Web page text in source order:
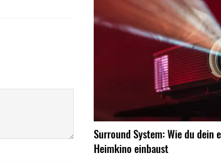
Surround System: Wie du dein
Heimkino einbaust